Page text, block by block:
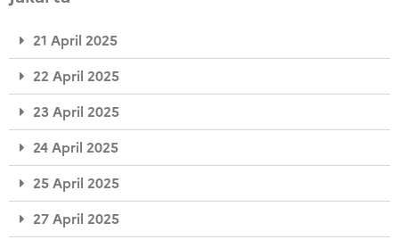
21 April 2025
22 April 2025
23 April 2025
24 April 2025
25 April 2025
27 April 2025